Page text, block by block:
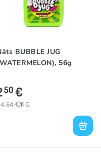
BUBBLE JUG
56g
50€
€/KG